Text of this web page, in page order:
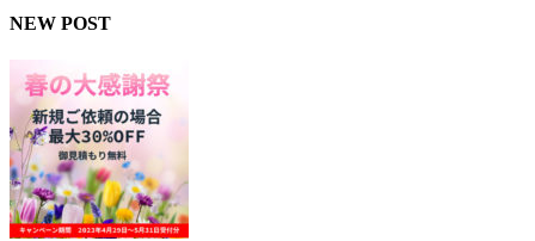
NEW POST